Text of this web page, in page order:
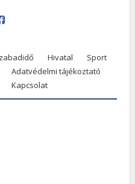
Hivatal
Sport
Adatvédelmi tájékoztató
Kapcsolat